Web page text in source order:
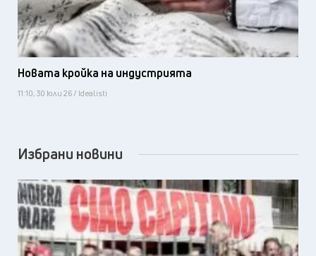
Новата кройка на индустрията
11:10, 30 юли 26 / Idealisti
Избрани новини